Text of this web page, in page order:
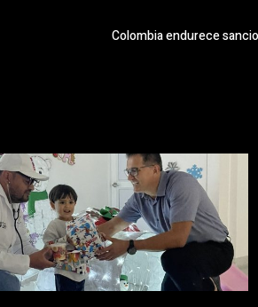
Colombia endurece